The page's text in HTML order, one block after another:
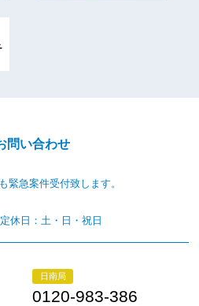
問い合わせ
緊急案件受付致します。
定休日：土・日・祝日
日南局
0120-983-386